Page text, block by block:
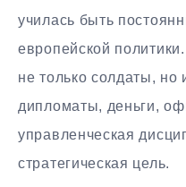
училась быть
европейской
не только солдаты, но
дипломаты, деньги,
управленческая
стратегическая цель.